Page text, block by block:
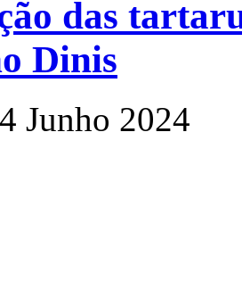
das
Dinis
Junho 2024